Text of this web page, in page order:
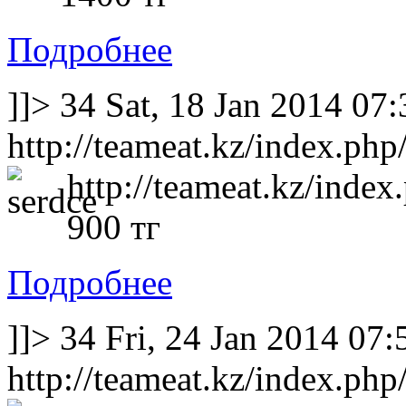
Подробнее
]]> 34 Sat, 18 Jan 2014
http://teameat.kz/
http://teameat.kz/
900 тг
Подробнее
]]> 34 Fri, 24 Jan 2014
http://teameat.kz/